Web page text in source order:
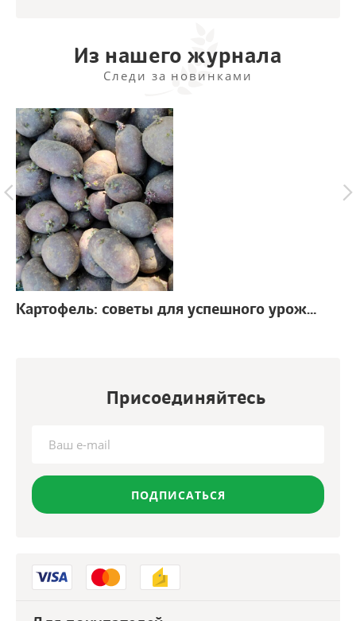
Из нашего журнала
Следи за новинками
Картофель: советы для успешного урожая
Присоединяйтесь
ПОДПИСАТЬСЯ